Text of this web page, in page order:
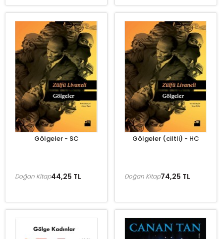
Gölgeler - SC
44,25 TL
Doğan Kitap
Gölgeler (ciltli) - HC
74,25 TL
Doğan Kitap